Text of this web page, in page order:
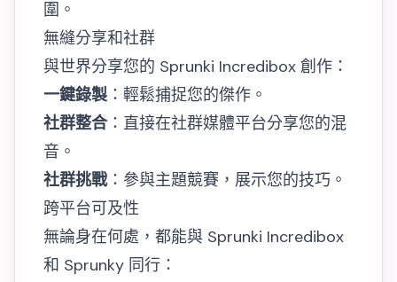
圍。
無縫分享和社群
與世界分享您的 Sprunki Incredibox 創作：
一鍵錄製 ：輕鬆捕捉您的傑作。
社群整合：直接在社群媒體平台分享您的混
音。
社群挑戰：參與主題競賽，展示您的技巧。
跨平台可及性
無論身在何處，都能與 Sprunki Incredibox
和 Sprunky 同行：